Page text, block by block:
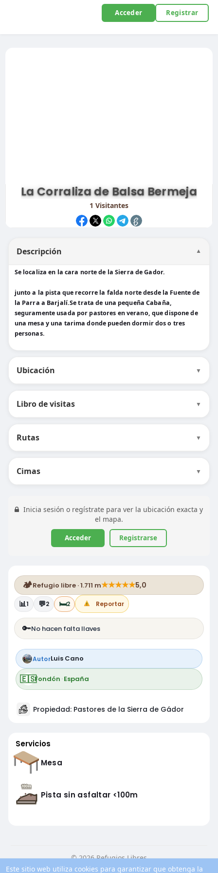
Este sitio web utiliza cookies para garantizar que obtenga la
Acceder Registrar
La Corraliza de Balsa Bermeja
1 Visitantes
Descripción ▼
Se localiza en la cara norte de la Sierra de Gador.
junto a la pista que recorre la falda norte desde la Fuente de
la Parra a Barjalí.Se trata de una pequeña Cabaña,
seguramente usada por pastores en verano, que dispone de
una mesa y una tarima donde pueden dormir dos o tres
personas.
Ubicación ▼
Libro de visitas ▼
Rutas ▼
Cimas ▼
Inicia sesión o regístrate para ver la ubicación exacta y
el mapa.
Acceder Registrarse
🏕️Refugio libre · 1.711 m★★★★★5,0
📊1 💬2 🛏️2 Reportar
🔑No hacen falta llaves
AutorLuis Cano
🇪🇸Fondón ·España
Propiedad: Pastores de la Sierra de Gádor
Servicios
Mesa
Pista sin asfaltar <100m
© 2026 Refugios Libres